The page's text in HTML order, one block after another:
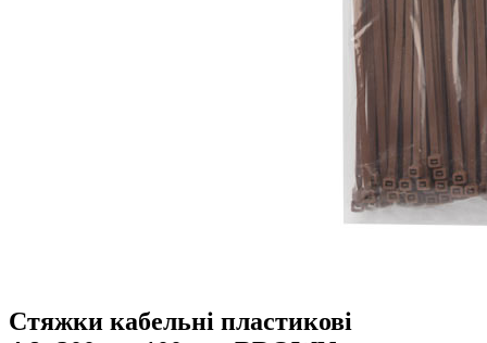
Стяжки кабельні пластикові